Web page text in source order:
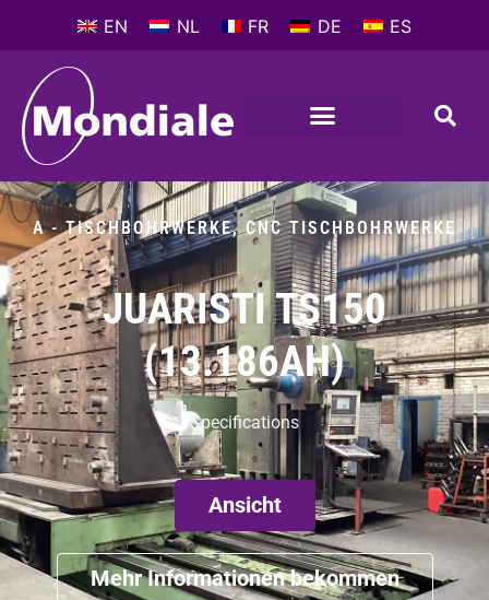
EN NL FR DE ES
A - TISCHBOHRWERKE,CNC TISCHBOHRWERKE
JUARISTI TS150
(13.186AH)
Specifications
Ansicht
Mehr Informationen bekommen